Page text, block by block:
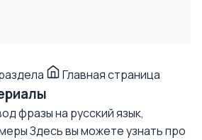
Главная страница
фразы на русский язык,
Здесь вы можете узнать про